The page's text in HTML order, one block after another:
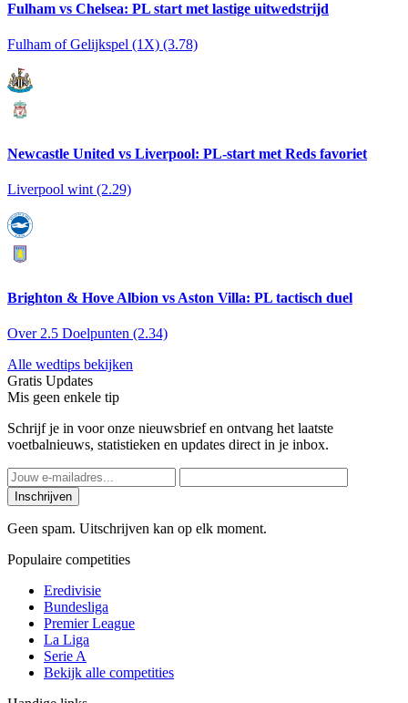
Fulham vs Chelsea: PL start met lastige uitwedstrijd
Fulham of Gelijkspel (1X) (3.78)
Newcastle United vs Liverpool: PL-start met Reds favoriet
Liverpool wint (2.29)
Brighton & Hove Albion vs Aston Villa: PL tactisch duel
Over 2.5 Doelpunten (2.34)
Alle wedtips bekijken
Gratis Updates
Mis geen enkele tip
Schrijf je in voor onze nieuwsbrief en ontvang het laatste
voetbalnieuws, statistieken en updates direct in je inbox.
Inschrijven
Geen spam. Uitschrijven kan op elk moment.
Populaire competities
Eredivisie
Bundesliga
Premier League
La Liga
Serie A
Bekijk alle competities